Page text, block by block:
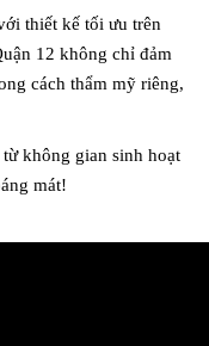
thiết kế tối ưu trên
12 không chỉ đảm
cách thẩm mỹ riêng,
không gian sinh hoạt
mát!